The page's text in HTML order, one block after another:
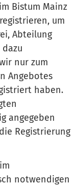
Bistum Mainz
um
Abteilung
nur zum
Angebotes
haben.
angegeben
Registrierung
notwendigen